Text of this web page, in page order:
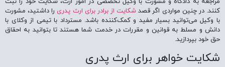
کنند. در چنین مواردی اگر قصد شکایت از برادر برای ارث پدری را داشتید، مشورت
با وکیل می‌توانید بسیار مفید و کمک‌کننده باشد. مسترداد با تیمی از وکلای با
دانش و مسلط به قوانین و مقررات در خدمت شما هستند تا بتوانید به احقاق
حق خود بپردازید.
شکایت خواهر برای ارث پدری